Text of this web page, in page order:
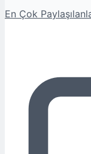
En Çok